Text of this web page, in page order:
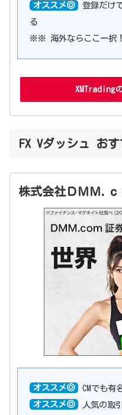
オススメ◎ 登録だけで
る
※※ 海外ならここ一
XMTrading
FX Vダッシュ お
株式会社ＤＭＭ.ｃ
オススメ◎ CMでも有
オススメ◎ 人気の取